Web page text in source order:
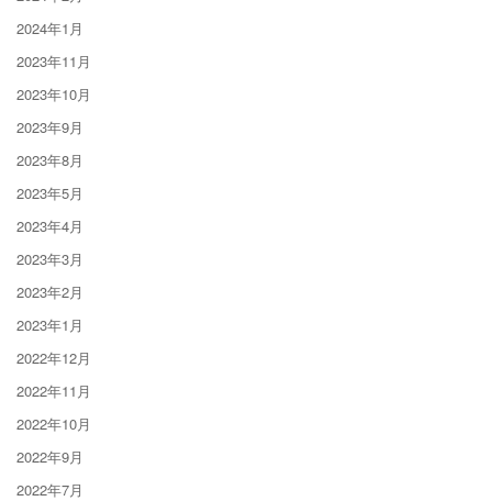
2024年1月
2023年11月
2023年10月
2023年9月
2023年8月
2023年5月
2023年4月
2023年3月
2023年2月
2023年1月
2022年12月
2022年11月
2022年10月
2022年9月
2022年7月